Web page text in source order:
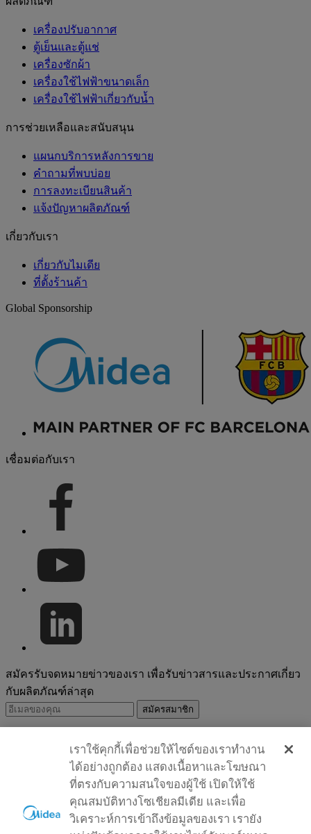
เครื่องปรับอากาศ
ตู้เย็นและตู้แช่
เครื่องซักผ้า
เครื่องใช้ไฟฟ้าขนาดเล็ก
เครื่องใช้ไฟฟ้าเกี่ยวกับน้ำ
การช่วยเหลือและสนับสนุน
แผนกบริการหลังการขาย
คำถามที่พบบ่อย
การลงทะเบียนสินค้า
แจ้งปัญหาผลิตภัณฑ์
เกี่ยวกับเรา
เกี่ยวกับไมเดีย
ที่ตั้งร้านค้า
Global Sponsorship
เชื่อมต่อกับเรา
สมัครรับจดหมายข่าวของเรา เพื่อรับข่าวสารและประกาศเกี่ยว
กับผลิตภัณฑ์ล่าสุด
สมัครสมาชิก
ล้มเหลว
Please input your first name
Please input your last name
เราใช้คุกกี้เพื่อช่วยให้ไซต์ของเราทำงาน
ได้อย่างถูกต้อง แสดงเนื้อหาและโฆษณา
ที่ตรงกับความสนใจของผู้ใช้ เปิดให้ใช้
คุณสมบัติทางโซเชียลมีเดีย และเพื่อ
วิเคราะห์การเข้าถึงข้อมูลของเรา เรายัง